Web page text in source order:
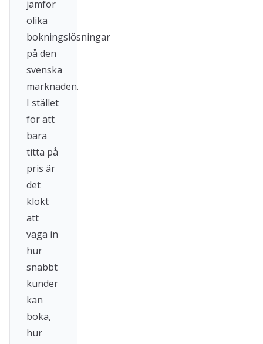
jämför
olika
bokningslösningar
på den
svenska
marknaden.
I stället
för att
bara
titta på
pris är
det
klokt
att
väga in
hur
snabbt
kunder
kan
boka,
hur